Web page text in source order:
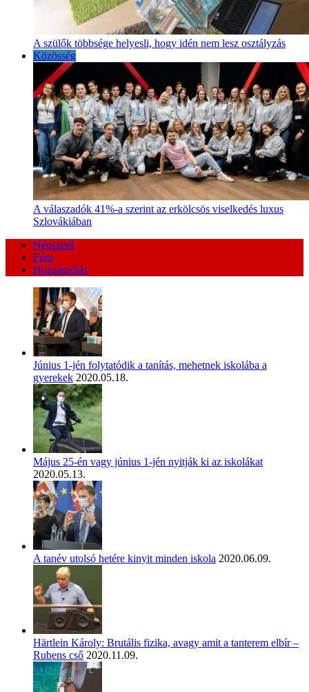
A szülők többsége helyesli, hogy idén nem lesz osztályzás
Közösség
A válaszadók 41%-a szerint az erkölcsös viselkedés luxus
Szlovákiában
Népszerű
Friss
Hozzászólás
Június 1-jén folytatódik a tanítás, mehetnek iskolába a
gyerekek 2020.05.18.
Május 25-én vagy június 1-jén nyitják ki az iskolákat
2020.05.13.
A tanév utolsó hetére kinyit minden iskola 2020.06.09.
Härtlein Károly: Brutális fizika, avagy amit a tanterem elbír –
Rubens cső 2020.11.09.